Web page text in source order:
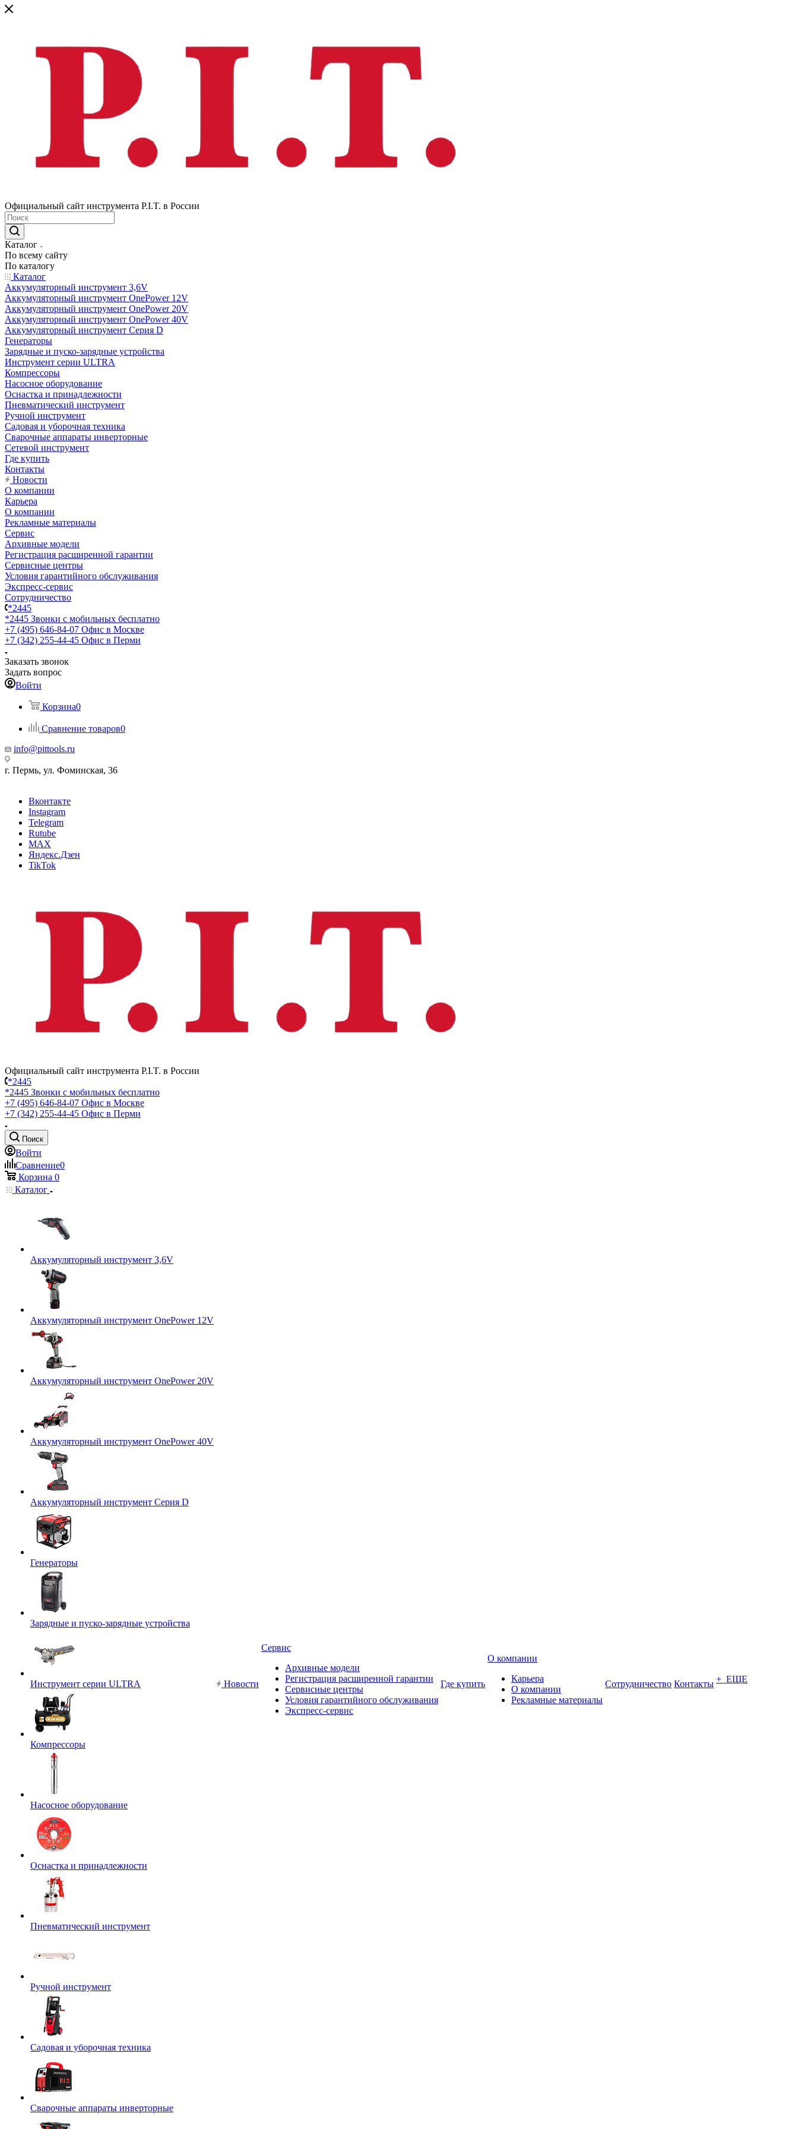
Официальный сайт инструмента P.I.T. в России
Каталог
По всему сайту
По каталогу
Каталог
Аккумуляторный инструмент 3,6V
Аккумуляторный инструмент OnePower 12V
Аккумуляторный инструмент OnePower 20V
Аккумуляторный инструмент OnePower 40V
Аккумуляторный инструмент Серия D
Генераторы
Зарядные и пуско-зарядные устройства
Инструмент серии ULTRA
Компрессоры
Насосное оборудование
Оснастка и принадлежности
Пневматический инструмент
Ручной инструмент
Садовая и уборочная техника
Сварочные аппараты инверторные
Сетевой инструмент
Где купить
Контакты
Новости
О компании
Карьера
О компании
Рекламные материалы
Сервис
Архивные модели
Регистрация расширенной гарантии
Сервисные центры
Условия гарантийного обслуживания
Экспресс-сервис
Сотрудничество
*2445
*2445 Звонки с мобильных бесплатно
+7 (495) 646-84-07 Офис в Москве
+7 (342) 255-44-45 Офис в Перми
Заказать звонок
Задать вопрос
Войти
Корзина0
Сравнение товаров0
info@pittools.ru
г. Пермь, ул. Фоминская, 36
Вконтакте
Instagram
Telegram
Rutube
MAX
Яндекс.Дзен
TikTok
Официальный сайт инструмента P.I.T. в России
*2445
*2445 Звонки с мобильных бесплатно
+7 (495) 646-84-07 Офис в Москве
+7 (342) 255-44-45 Офис в Перми
Поиск
Войти
Сравнение0
Корзина 0
Каталог
Аккумуляторный инструмент 3,6V
Аккумуляторный инструмент OnePower 12V
Аккумуляторный инструмент OnePower 20V
Аккумуляторный инструмент OnePower 40V
Аккумуляторный инструмент Серия D
Генераторы
Зарядные и пуско-зарядные устройства
Инструмент серии ULTRA
Компрессоры
Насосное оборудование
Оснастка и принадлежности
Пневматический инструмент
Ручной инструмент
Садовая и уборочная техника
Сварочные аппараты инверторные
Новости
Сервис
Архивные модели
Регистрация расширенной гарантии
Сервисные центры
Условия гарантийного обслуживания
Экспресс-сервис
Где купить
О компании
Карьера
О компании
Рекламные материалы
Сотрудничество Контакты + ЕЩЕ